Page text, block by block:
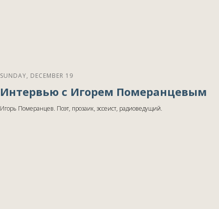
SUNDAY, DECEMBER 19
Интервью с Игорем Померанцевым
Игорь Померанцев. Поэт, прозаик, эссеист, радиоведущий.